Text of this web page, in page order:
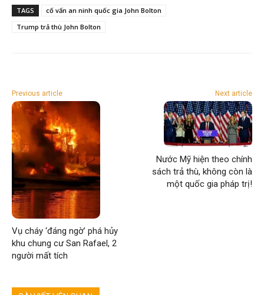
TAGS
cố vấn an ninh quốc gia John Bolton
Trump trả thù John Bolton
Previous article
Vụ cháy ‘đáng ngờ’ phá hủy
khu chung cư San Rafael, 2
người mất tích
Next article
Nước Mỹ hiện theo chính
sách trả thù, không còn là
một quốc gia pháp trị!